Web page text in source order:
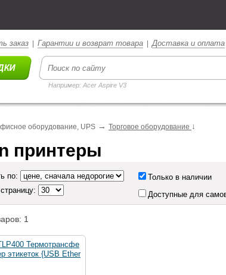
заказ Гарантии и возврат товара |Доставка и оплата
Например: Acer Aspire V3
оборудование, UPS → Торговое оборудование ↓
принтеры
по:
Только в наличии
Доступные для
1
Термотрансфе
этикеток {USB Ether